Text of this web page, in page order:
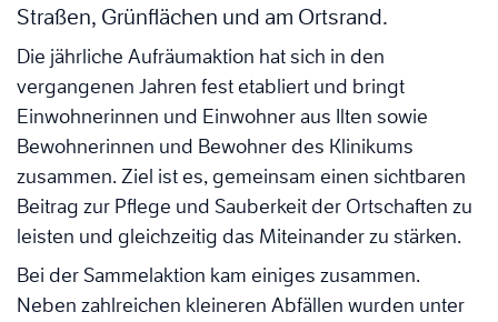
Straßen, Grünflächen und am Ortsrand.
Die jährliche Aufräumaktion hat sich in den
vergangenen Jahren fest etabliert und bringt
Einwohnerinnen und Einwohner aus Ilten sowie
Bewohnerinnen und Bewohner des Klinikums
zusammen. Ziel ist es, gemeinsam einen sichtbaren
Beitrag zur Pflege und Sauberkeit der Ortschaften zu
leisten und gleichzeitig das Miteinander zu stärken.
Bei der Sammelaktion kam einiges zusammen.
Neben zahlreichen kleineren Abfällen wurden unter